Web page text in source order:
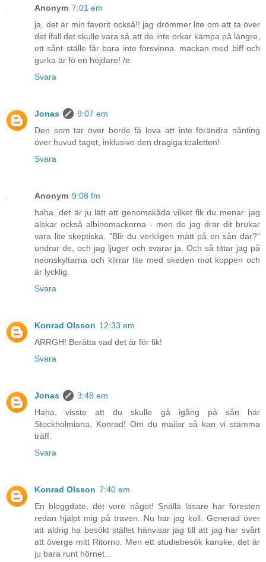
Anonym 7:01 em
ja, det är min favorit också!! jag drömmer lite om att ta över
det ifall det skulle vara så att de inte orkar kämpa på längre,
ett sånt ställe får bara inte försvinna. mackan med biff och
gurka är fö en höjdare! /e
Svara
Jonas
9:07 em
Den som tar över borde få lova att inte förändra nånting
över huvud taget, inklusive den dragiga toaletten!
Svara
Anonym 9:08 fm
haha. det är ju lätt att genomskåda vilket fik du menar. jag
älskar också albinomackorna - men de jag drar dit brukar
vara lite skeptiska. "Blir du verkligen mätt på en sån där?"
undrar de, och jag ljuger och svarar ja. Och så tittar jag på
neonskyltarna och klirrar lite med skeden mot koppen och
är lycklig.
Svara
Konrad Olsson 12:33 em
ARRGH! Berätta vad det är för fik!
Svara
Jonas
3:48 em
Haha, visste att du skulle gå igång på sån här
Stockholmiana, Konrad! Om du mailar så kan vi stämma
träff.
Svara
Konrad Olsson 7:40 em
En bloggdate, det vore något! Snälla läsare har föresten
redan hjälpt mig på traven. Nu har jag koll. Generad över
att aldrig ha besökt stället hänvisar jag till att jag har svårt
att överge mitt Ritorno. Men ett studiebesök kanske, det är
ju bara runt hörnet...